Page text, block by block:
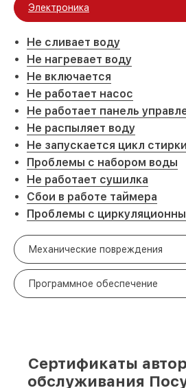
Электроника
Не сливает воду
Не нагревает воду
Не включается
Не работает насос
Не работает панель
Не распыляет воду
Не запускается цикл стирки
Проблемы с набором воды
Не работает сушилка
Сбои в работе таймера
Проблемы с
Механические повреждения
Программное обеспечение
Сертификаты
обслуживания